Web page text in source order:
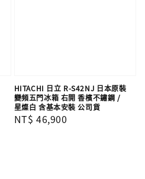
HITACHI 日立 R-S42NJ 日本原裝
變頻五門冰箱 右開 香檳不鏽鋼 /
星燦白 含基本安裝 公司貨
Regular
NT$ 46,900